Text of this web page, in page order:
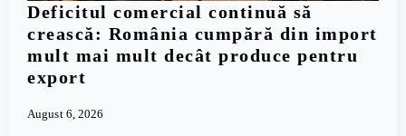
Deficitul comercial continuă să
crească: România cumpără din import
mult mai mult decât produce pentru
export
August 6, 2026